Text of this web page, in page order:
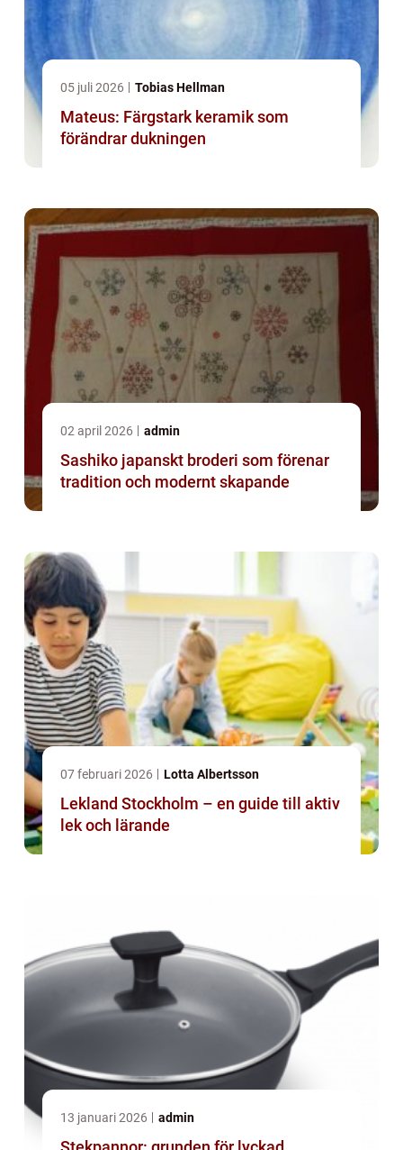
05 juli 2026 Tobias Hellman
Mateus: Färgstark keramik som
förändrar dukningen
02 april 2026 admin
Sashiko japanskt broderi som förenar
tradition och modernt skapande
07 februari 2026 Lotta Albertsson
Lekland Stockholm – en guide till aktiv
lek och lärande
13 januari 2026 admin